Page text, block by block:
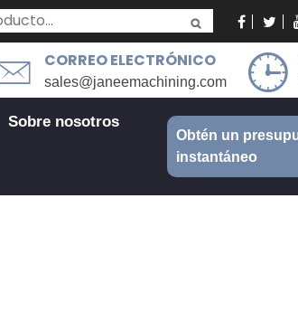
CORREO ELECTRÓNICO
sales@janeemachining.com
Sobre nosotros
Obtén un
instantáneo